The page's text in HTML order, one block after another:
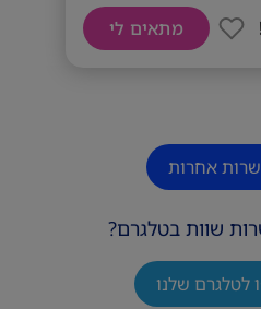
מתאים לי
אחרות
שוות בטלגרם?
לטלגרם שלנו